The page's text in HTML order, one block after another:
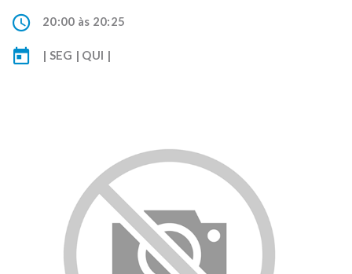
20:00 às 20:25
| SEG | QUI |